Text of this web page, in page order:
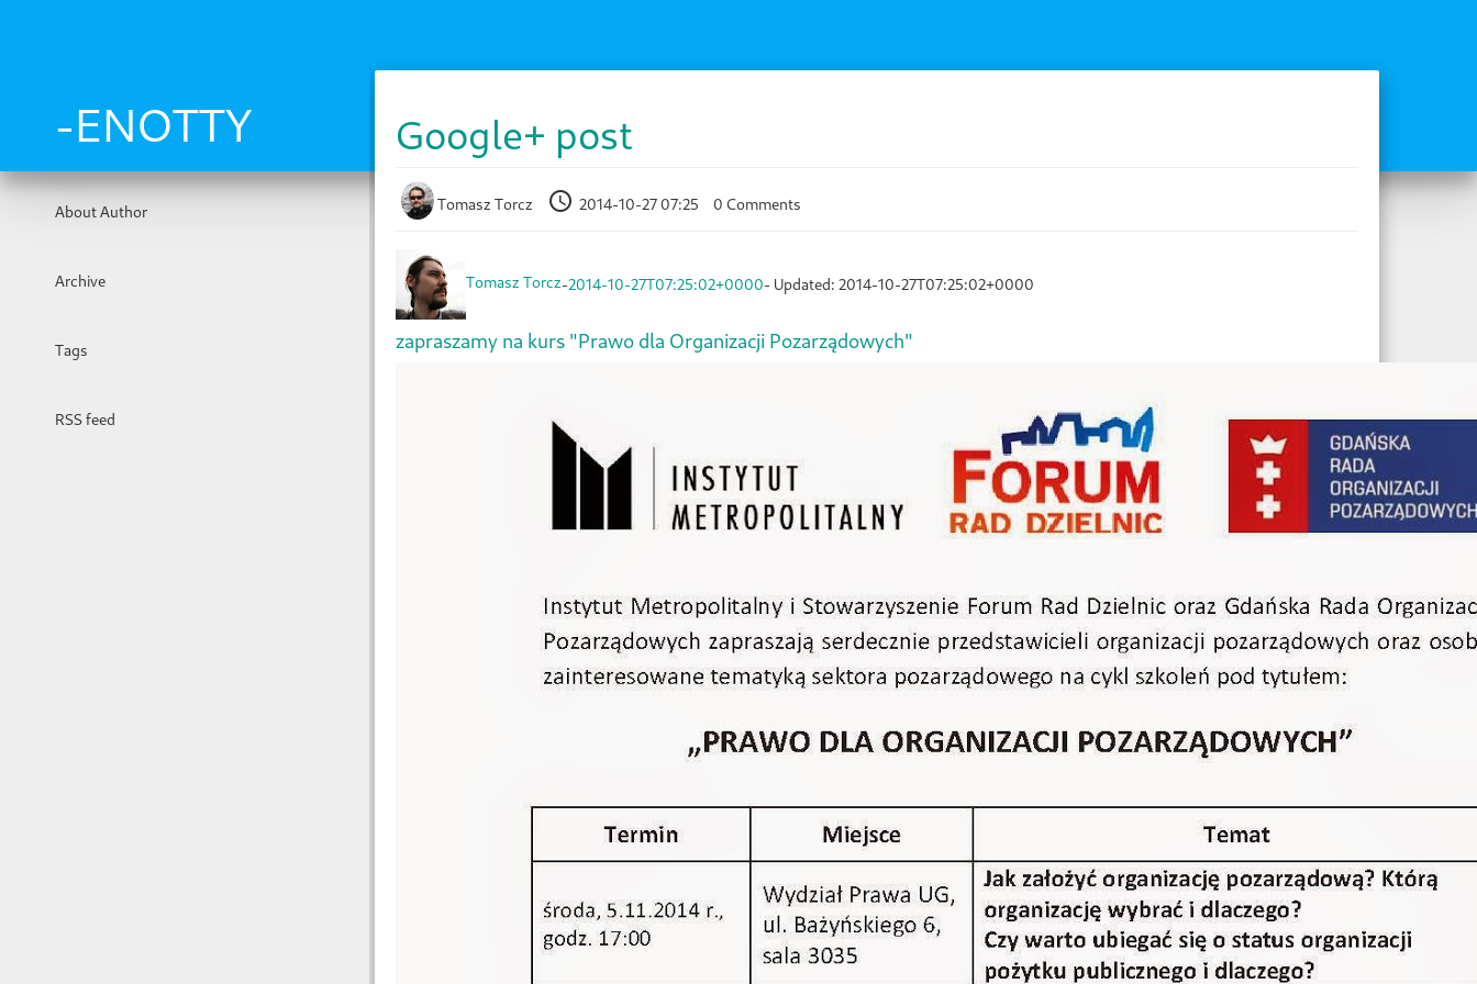
-ENOTTY
About Author
Archive
Tags
RSS feed
Google+ post
Tomasz Torcz 2014-10-27 07:25 0 Comments
Tomasz Torcz-2014-10-27T07:25:02+0000- Updated: 2014-10-27T07:25:02+0000
zapraszamy na kurs "Prawo dla Organizacji Pozarządowych"